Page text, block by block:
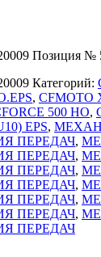
Позиция №
Категорий:
, CFMOTO
500 HO,
EPS,
ПЕРЕДАЧ,
ПЕРЕДАЧ,
ПЕРЕДАЧ,
ПЕРЕДАЧ,
ПЕРЕДАЧ,
ПЕРЕДАЧ,
ПЕРЕДАЧ